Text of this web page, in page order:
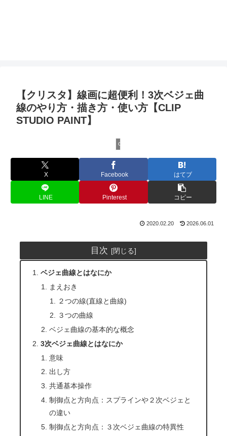
【クリスタ】線画に超便利！3次ベジェ曲
線のやり方・描き方・使い方【CLIP
STUDIO PAINT】
CLIP STUDIO PAINTの使い方
X Facebook はてブ
LINE Pinterest コピー
2020.02.20 2026.06.01
目次
ベジェ曲線とはなにか
まえおき
２つの線(直線と曲線)
３つの曲線
ベジェ曲線の基本的な概念
3次ベジェ曲線とはなにか
意味
出し方
共通基本操作
制御点と方向点：スプラインや２次ベジェと
の違い
制御点と方向点：３次ベジェ曲線の特異性